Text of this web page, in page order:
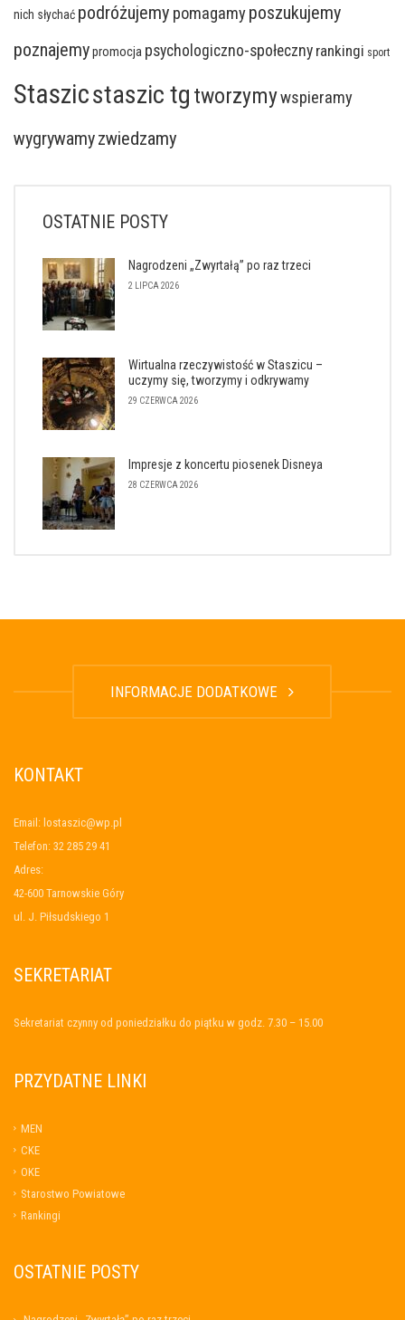
nich słychać podróżujemy pomagamyposzukujemy
poznajemypromocja psychologiczno-społeczny rankingi sport
Staszicstaszic tg tworzymywspieramy
wygrywamyzwiedzamy
OSTATNIE POSTY
Nagrodzeni „Zwyrtałą” po raz trzeci
2 LIPCA 2026
Wirtualna rzeczywistość w Staszicu –
uczymy się, tworzymy i odkrywamy
29 CZERWCA 2026
Impresje z koncertu piosenek Disneya
28 CZERWCA 2026
INFORMACJE DODATKOWE
KONTAKT
Email: lostaszic@wp.pl
Telefon: 32 285 29 41
Adres:
42-600 Tarnowskie Góry
ul. J. Piłsudskiego 1
SEKRETARIAT
Sekretariat czynny od poniedziałku do piątku w godz. 7.30 – 15.00
PRZYDATNE LINKI
MEN
CKE
OKE
Starostwo Powiatowe
Rankingi
OSTATNIE POSTY